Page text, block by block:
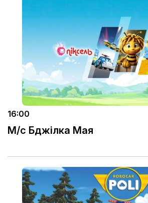
16:00
М/с Бджілка Мая